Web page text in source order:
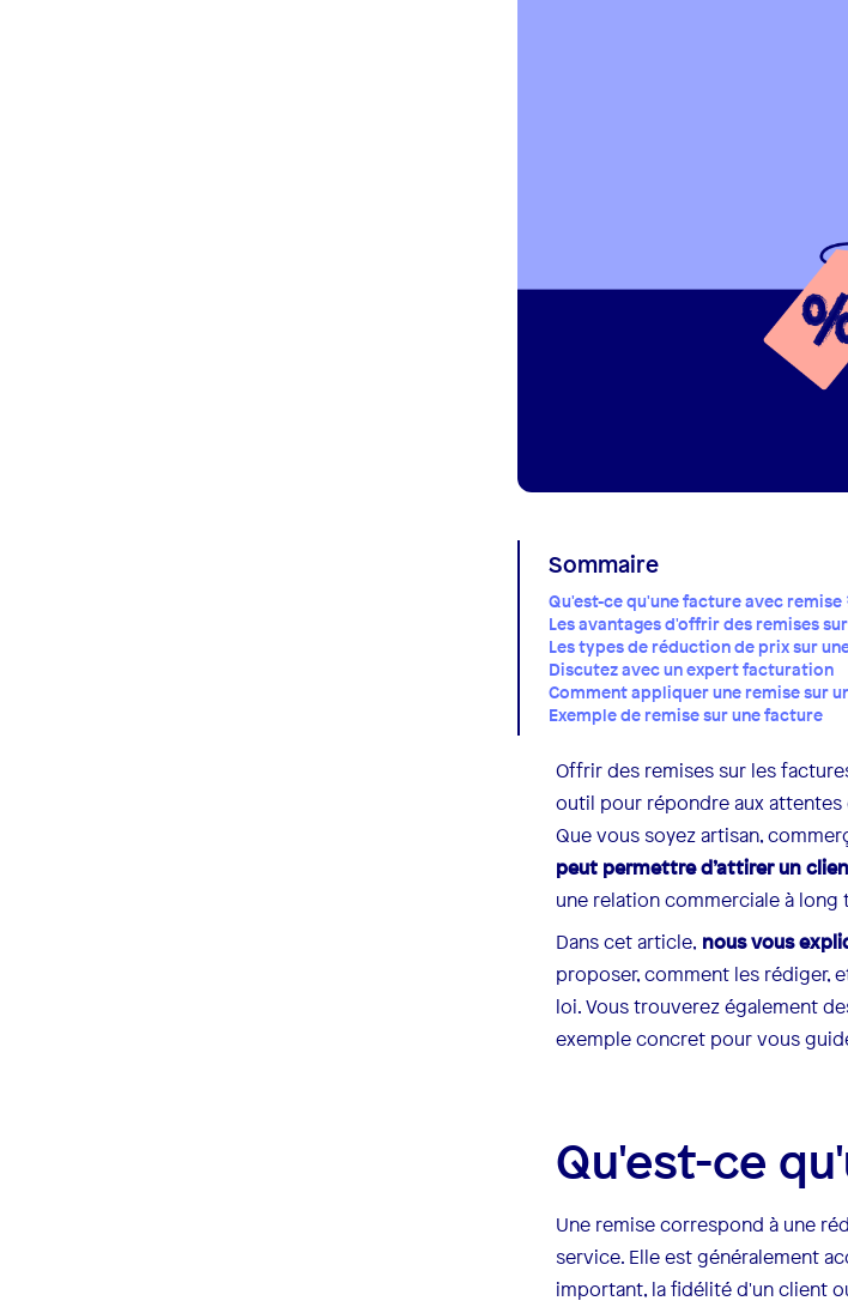
Sommaire
Qu'est-ce qu'une facture avec remise
Les avantages d'offrir des remises
Les types de réduction de prix sur
Discutez avec un expert facturation
Comment appliquer une remise sur
Exemple de remise sur une facture
Offrir des remises sur les
outil pour répondre aux
Que vous soyez artisan,
peut permettre d’attirer un
une relation commerciale à long
Dans cet article, nous vous
proposer, comment les rédiger,
loi. Vous trouverez également
exemple concret pour vous
Qu'est-ce
Une remise correspond à une
service. Elle est généralement
important, la fidélité d'un client